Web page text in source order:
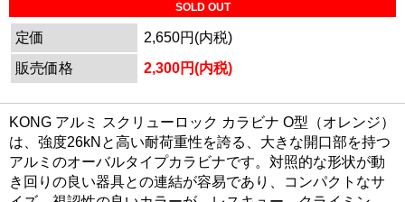
SOLD OUT
定価
2,650円(内税)
販売価格
2,300円(内税)
KONG アルミ スクリューロック カラビナ O型（オレンジ）
は、強度26kNと高い耐荷重性を誇る、大きな開口部を持つ
アルミのオーバルタイプカラビナです。対照的な形状が動
き回りの良い器具との連結が容易であり、コンパクトなサ